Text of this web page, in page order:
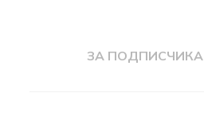
ЗА ПОДПИСЧИКА